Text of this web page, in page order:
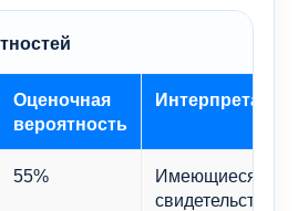
Оценочная
вероятность
Интерпретация
55%
Имеющиеся